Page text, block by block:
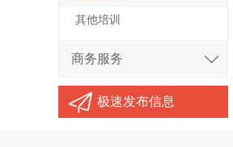
其他培训
商务服务
极速发布信息